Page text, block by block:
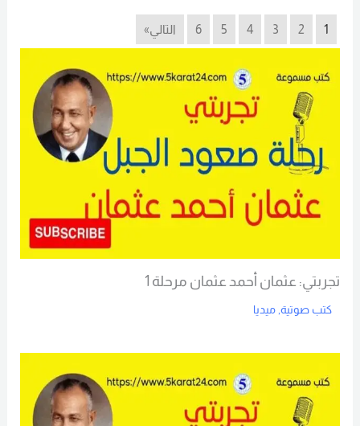
1
2
3
4
5
6 التالي»
تجربتي: عثمان أحمد عثمان مرحلة 1
كتب صوتية, ميديا